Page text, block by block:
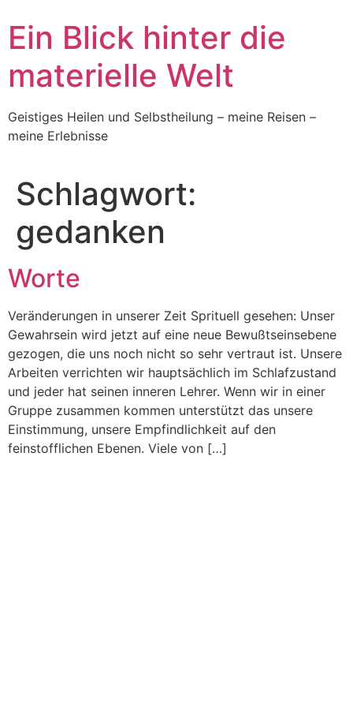
to
content
Ein Blick hinter die
materielle Welt
Geistiges Heilen und Selbstheilung – meine Reisen –
meine Erlebnisse
Schlagwort:
gedanken
Worte
Veränderungen in unserer Zeit Sprituell gesehen: Unser
Gewahrsein wird jetzt auf eine neue Bewußtseinsebene
gezogen, die uns noch nicht so sehr vertraut ist. Unsere
Arbeiten verrichten wir hauptsächlich im Schlafzustand
und jeder hat seinen inneren Lehrer. Wenn wir in einer
Gruppe zusammen kommen unterstützt das unsere
Einstimmung, unsere Empfindlichkeit auf den
feinstofflichen Ebenen. Viele von […]